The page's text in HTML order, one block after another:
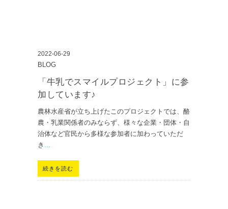
2022-06-29
BLOG
「牛乳でスマイルプロジェクト」に参
加しています♪
農林水産省が立ち上げたこのプロジェクトでは、酪
農・乳業関係者のみならず、様々な企業・団体・自
治体など官民から多様な参加者に加わっていただ
き ...
続きを読む